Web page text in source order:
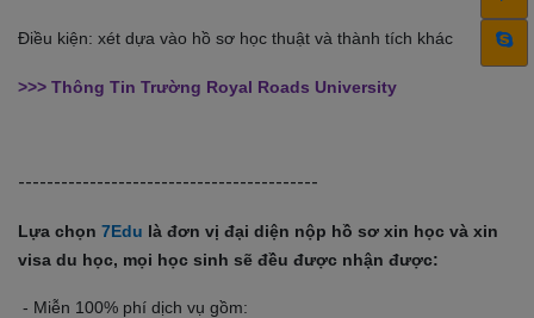
Điều kiện: xét dựa vào hồ sơ học thuật và thành tích khác
>>> Thông Tin Trường Royal Roads University
------------------------------------------
Lựa chọn 7Edu là đơn vị đại diện nộp hồ sơ xin học và xin
visa du học, mọi học sinh sẽ đều được nhận được:
- Miễn 100% phí dịch vụ gồm: